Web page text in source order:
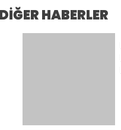
914 Milyon TL Destek
HABERLER